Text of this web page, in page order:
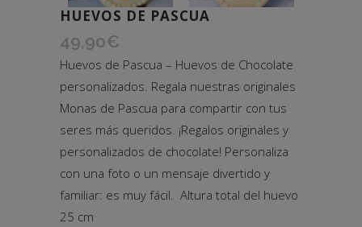
HUEVOS DE PASCUA
49,90€
Huevos de Pascua – Huevos de Chocolate
personalizados. Regala nuestras originales
Monas de Pascua para compartir con tus
seres más queridos. ¡Regalos originales y
personalizados de chocolate! Personaliza
con una foto o un mensaje divertido y
familiar: es muy fácil. Altura total del huevo
25 cm